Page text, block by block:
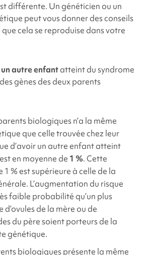
différente. Un généticien ou un
peut vous donner des conseils
cela se reproduise dans votre
un autre enfantatteint dusyndrome
gènes des deux parents
biologiques n’a la même
que celle trouvée chez leur
d’avoir un autre enfant atteint
en moyenne de 1 %. Cette
% est supérieure à celle de la
L’augmentation du risque
faible probabilité qu’un plus
de la mère ou de
du père soient porteurs de la
génétique.
biologiques présente la même